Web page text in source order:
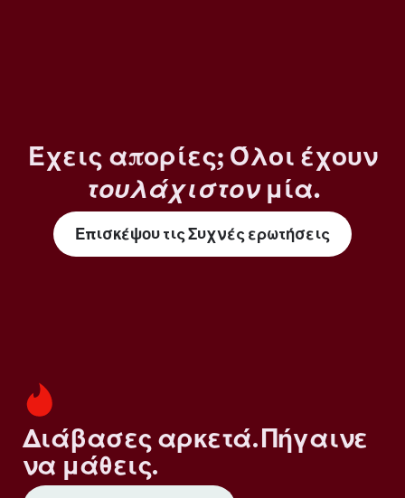
Έχεις απορίες; Όλοι έχουν
τουλάχιστονμία.
Επισκέψου τις Συχνές ερωτήσεις
Διάβασες αρκετά. Πήγαινε
να μάθεις.